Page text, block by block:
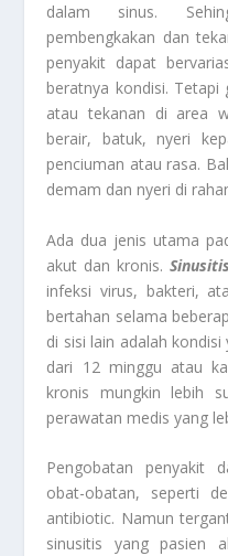
dalam sinus.
pembengkakan dan
penyakit dapat
beratnya kondisi.
atau tekanan di area
berair, batuk, nyeri
penciuman atau rasa.
demam dan nyeri di
Ada dua jenis utama
akut dan kronis.Sinusitis
infeksi virus, bakteri,
bertahan selama
di sisi lain adalah
dari 12 minggu atau
kronis mungkin lebih
perawatan medis yang
Pengobatan penyakit
obat-obatan, seperti
antibiotic. Namun
sinusitis yang pasien